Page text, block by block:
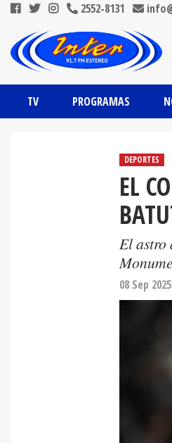
2552-8131
TV PROGRAMAS
DEPORTES
EL
El astro
08 Sep